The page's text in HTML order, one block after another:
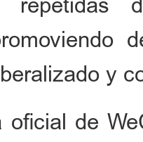
y
oficial de